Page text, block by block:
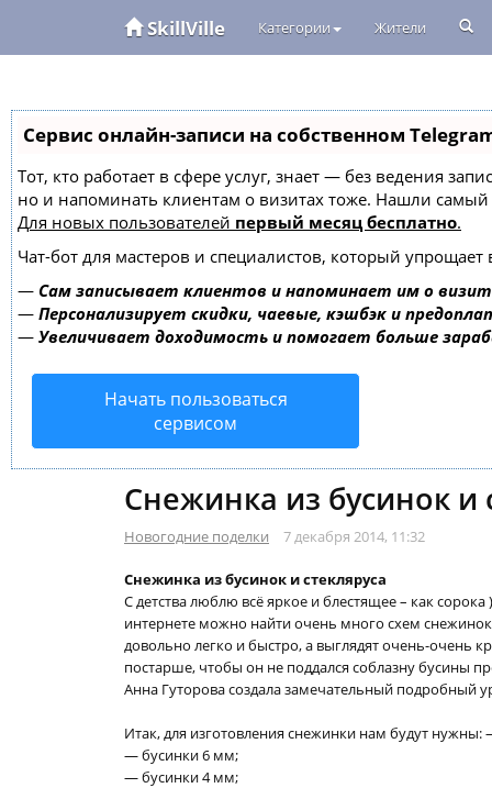
SkillVille Категории Жители
Сервис онлайн-записи на собственном
Тот, кто работает в сфере услуг, знает — без ведения
но и напоминать клиентам о визитах тоже. Нашли
Для новых пользователей первый месяц бесплатно.
Чат-бот для мастеров и специалистов, который упрощает
— Сам записывает клиентов и напоминает им о
— Персонализирует скидки, чаевые, кэшбэк и
— Увеличивает доходимость и помогает больше
Начать пользоваться
сервисом
Снежинка из бусинок и
Новогодние поделки 7 декабря 2014, 11:32
Снежинка из бусинок и стекляруса
С детства люблю всё яркое и блестящее – как
интернете можно найти очень много схем
довольно легко и быстро, а выглядят очень-очень
постарше, чтобы он не поддался соблазну бусины
Анна Гуторова создала замечательный подробный
Итак, для изготовления снежинки нам будут
— бусинки 6 мм;
— бусинки 4 мм;